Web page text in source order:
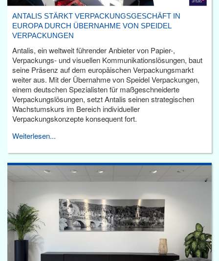
ANTALIS STÄRKT VERPACKUNGSGESCHÄFT IN
EUROPA DURCH ÜBERNAHME VON SPEIDEL
VERPACKUNGEN
Antalis, ein weltweit führender Anbieter von Papier-,
Verpackungs- und visuellen Kommunikationslösungen, baut
seine Präsenz auf dem europäischen Verpackungsmarkt
weiter aus. Mit der Übernahme von Speidel Verpackungen,
einem deutschen Spezialisten für maßgeschneiderte
Verpackungslösungen, setzt Antalis seinen strategischen
Wachstumskurs im Bereich individueller
Verpackungskonzepte konsequent fort.
Weiterlesen...